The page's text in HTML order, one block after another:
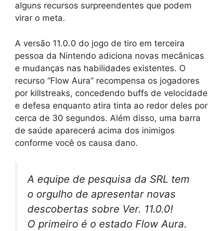
alguns recursos surpreendentes que podem
virar o meta.
A versão 11.0.0 do jogo de tiro em terceira
pessoa da Nintendo adiciona novas mecânicas
e mudanças nas habilidades existentes. O
recurso “Flow Aura” recompensa os jogadores
por killstreaks, concedendo buffs de velocidade
e defesa enquanto atira tinta ao redor deles por
cerca de 30 segundos. Além disso, uma barra
de saúde aparecerá acima dos inimigos
conforme você os causa dano.
A equipe de pesquisa da SRL tem
o orgulho de apresentar novas
descobertas sobre Ver. 11.0.0!
O primeiro é o estado Flow Aura.